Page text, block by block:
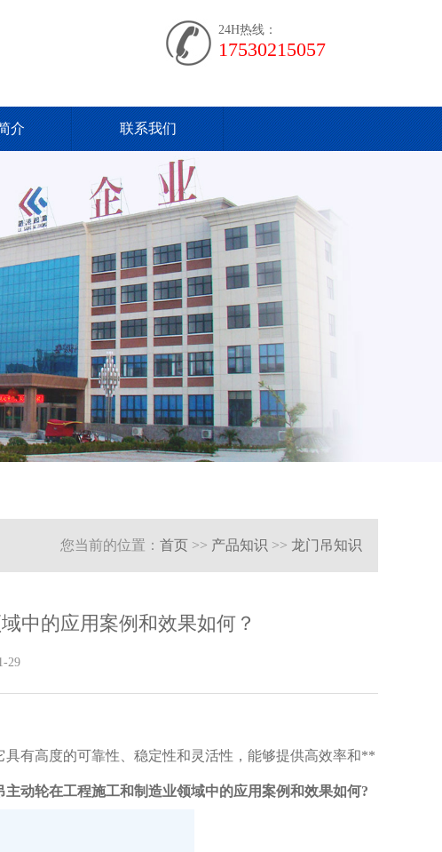
24H热线：
17530215057
介 联系我们
您当前的位置： 首页 >> 产品知识 >> 龙门吊知识
中的应用案例和效果如何？
29
有高度的可靠性、稳定性和灵活性，能够提供高效率和**
主动轮在工程施工和制造业领域中的应用案例和效果如何?